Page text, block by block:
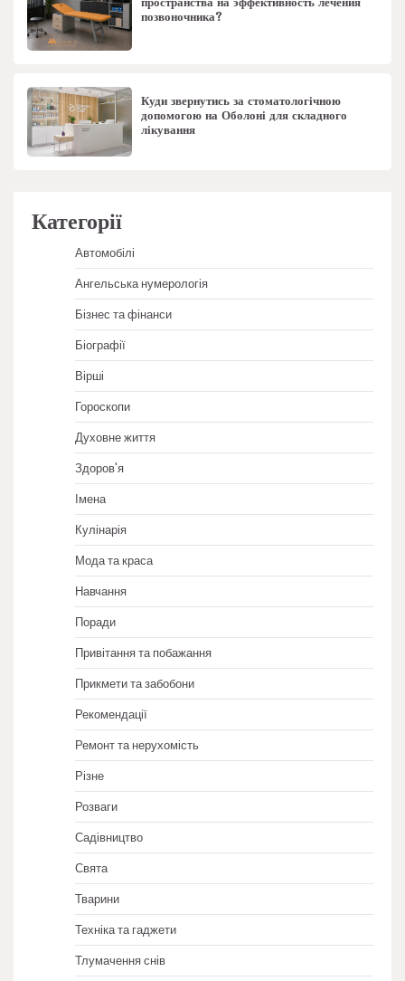
позвоночника?
Куди звернутись за стоматологічною
допомогою на Оболоні для складного
лікування
Категорії
Автомобілі
Ангельська нумерологія
Бізнес та фінанси
Біографії
Вірші
Гороскопи
Духовне життя
Здоров'я
Імена
Кулінарія
Мода та краса
Навчання
Поради
Привітання та побажання
Прикмети та забобони
Рекомендації
Ремонт та нерухомість
Різне
Розваги
Садівництво
Свята
Тварини
Техніка та гаджети
Тлумачення снів